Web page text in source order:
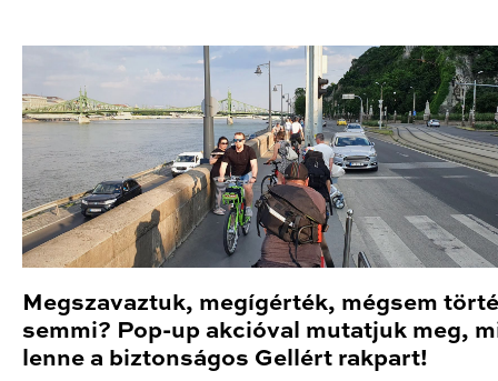
Megszavaztuk, megígérték, mégsem
semmi? Pop-up akcióval mutatjuk meg,
lenne a biztonságos Gellért rakpart!